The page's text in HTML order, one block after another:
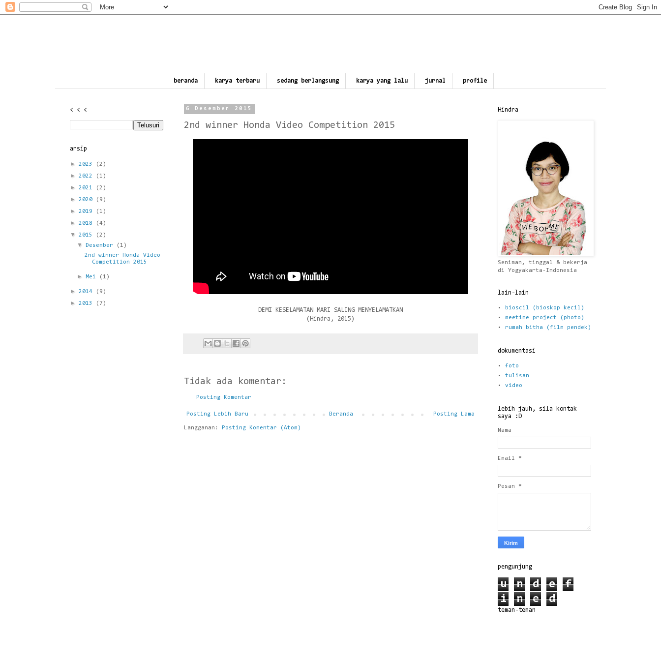
beranda karya terbaru sedang berlangsung karya yang lalu jurnal profile
6 Desember 2015
2nd winner Honda Video Competition 2015
DEMI KESELAMATAN MARI SALING MENYELAMATKAN
(Hindra, 2015)
Tidak ada komentar:
Posting Komentar
Posting Lebih Baru Posting Lama
Beranda
Langganan: Posting Komentar (Atom)
< < <
arsip
► 2023 (2)
► 2022 (1)
► 2021 (2)
► 2020 (9)
► 2019 (1)
► 2018 (4)
▼ 2015 (2)
▼Desember
(1)
2nd winner Honda Video
Competition 2015
►Mei (1)
► 2014 (9)
► 2013 (7)
Hindra
Seniman, tinggal & bekerja
di Yogyakarta-Indonesia
lain-lain
bioscil (bioskop kecil)
meetime project (photo)
rumah bitha (film pendek)
dokumentasi
foto
tulisan
video
lebih jauh, sila kontak
saya :D
Nama
Email *
Pesan *
pengunjung
u n d e
f
i
n e d
teman-teman